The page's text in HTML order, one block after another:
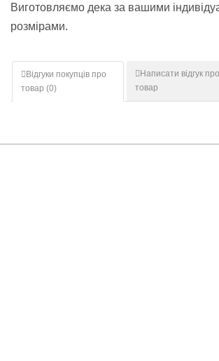
Виготовляємо дека за вашими
розмірами.
Відгуки покупців про
товар (0)
Написати відгук про
товар